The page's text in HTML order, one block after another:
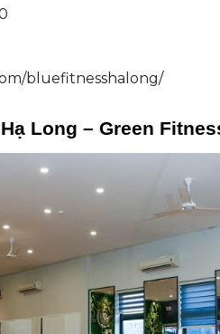
bluefitnesshalong/
Long – Green